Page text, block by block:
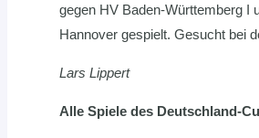
gegen HV Baden-Württemberg I
Hannover gespielt. Gesucht bei
Lars Lippert
Alle Spiele des Deutschland-